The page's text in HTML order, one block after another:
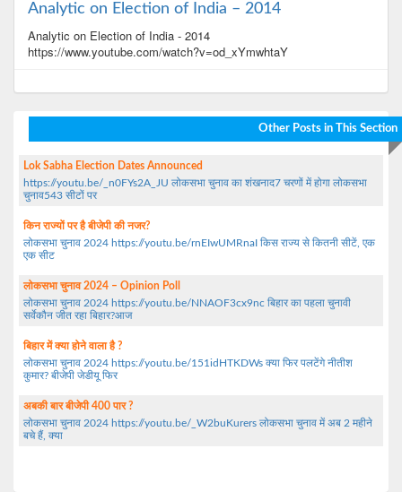
Analytic on Election of India – 2014
Analytic on Election of India - 2014
https://www.youtube.com/watch?v=od_xYmwhtaY
Other Posts in This Section
Lok Sabha Election Dates Announced
https://youtu.be/_n0FYs2A_JU लोकसभा चुनाव का शंखनाद7 चरणों में होगा लोकसभा
चुनाव543 सीटों पर
किन राज्यों पर है बीजेपी की नजर?
लोकसभा चुनाव 2024 https://youtu.be/rnEIwUMRnaI किस राज्य से कितनी सीटें, एक
एक सीट
लोकसभा चुनाव 2024 – Opinion Poll
लोकसभा चुनाव 2024 https://youtu.be/NNAOF3cx9nc बिहार का पहला चुनावी
सर्वेकौन जीत रहा बिहार?आज
बिहार में क्या होने वाला है ?
लोकसभा चुनाव 2024 https://youtu.be/151idHTKDWs क्या फिर पलटेंगे नीतीश
कुमार? बीजेपी जेडीयू फिर
अबकी बार बीजेपी 400 पार ?
लोकसभा चुनाव 2024 https://youtu.be/_W2buKurers लोकसभा चुनाव में अब 2 महीने
बचे हैं, क्या